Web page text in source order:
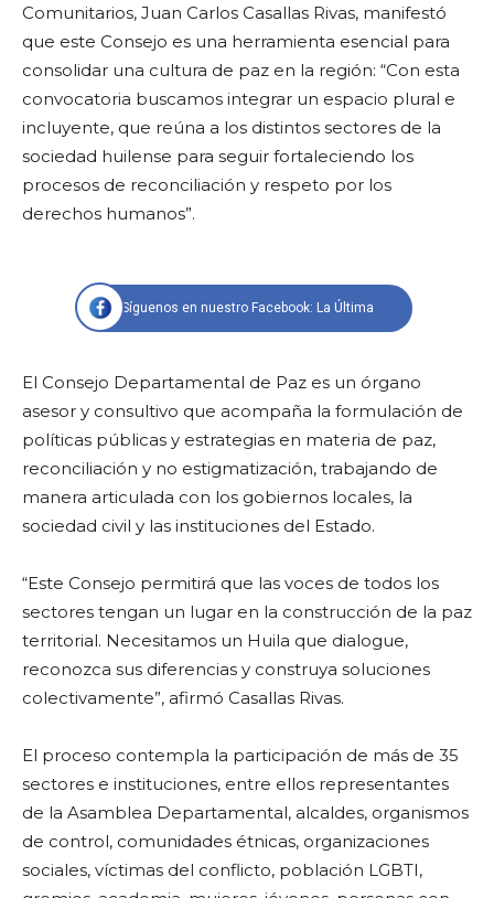
Comunitarios, Juan Carlos Casallas Rivas, manifestó
que este Consejo es una herramienta esencial para
consolidar una cultura de paz en la región: “Con esta
convocatoria buscamos integrar un espacio plural e
incluyente, que reúna a los distintos sectores de la
sociedad huilense para seguir fortaleciendo los
procesos de reconciliación y respeto por los
derechos humanos”.
Síguenos en nuestro Facebook: La Última
El Consejo Departamental de Paz es un órgano
asesor y consultivo que acompaña la formulación de
políticas públicas y estrategias en materia de paz,
reconciliación y no estigmatización, trabajando de
manera articulada con los gobiernos locales, la
sociedad civil y las instituciones del Estado.
“Este Consejo permitirá que las voces de todos los
sectores tengan un lugar en la construcción de la paz
territorial. Necesitamos un Huila que dialogue,
reconozca sus diferencias y construya soluciones
colectivamente”, afirmó Casallas Rivas.
El proceso contempla la participación de más de 35
sectores e instituciones, entre ellos representantes
de la Asamblea Departamental, alcaldes, organismos
de control, comunidades étnicas, organizaciones
sociales, víctimas del conflicto, población LGBTI,